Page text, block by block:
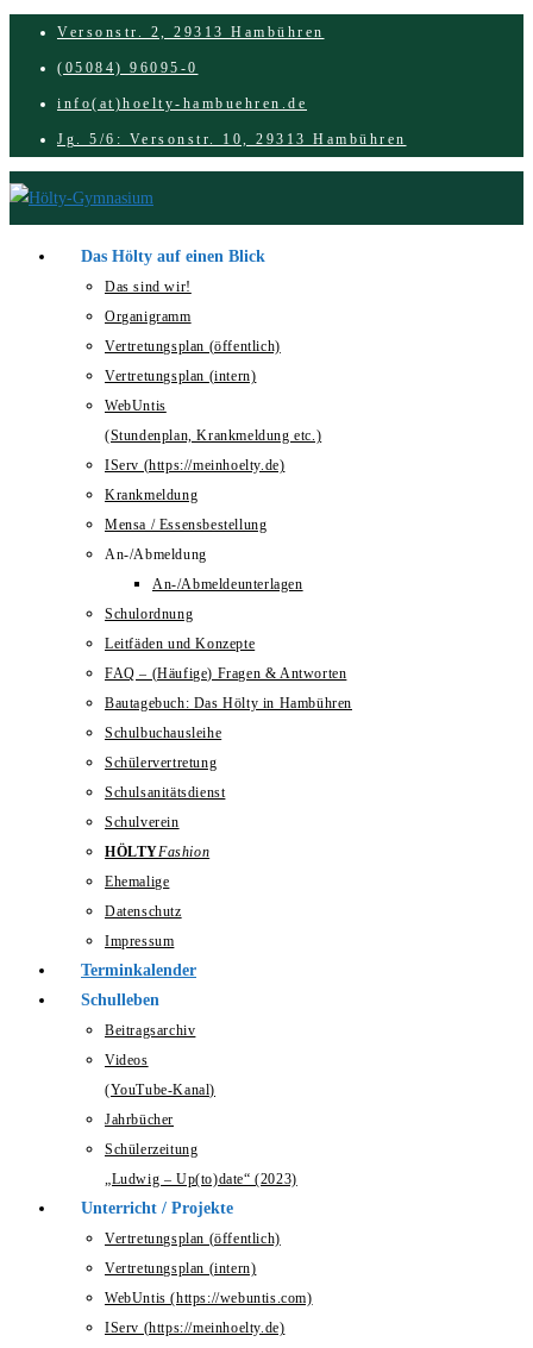
Versonstr. 2, 29313 Hambühren
(05084) 96095-0
info(at)hoelty-hambuehren.de
Jg. 5/6: Versonstr. 10, 29313 Hambühren
Das Hölty auf einen Blick
Das sind wir!
Organigramm
Vertretungsplan (öffentlich)
Vertretungsplan (intern)
WebUntis
(Stundenplan, Krankmeldung etc.)
IServ (https://meinhoelty.de)
Krankmeldung
Mensa / Essensbestellung
An-/Abmeldung
An-/Abmeldeunterlagen
Schulordnung
Leitfäden und Konzepte
FAQ – (Häufige) Fragen & Antworten
Bautagebuch: Das Hölty in Hambühren
Schulbuchausleihe
Schülervertretung
Schulsanitätsdienst
Schulverein
HÖLTYFashion
Ehemalige
Datenschutz
Impressum
Terminkalender
Schulleben
Beitragsarchiv
Videos
(YouTube-Kanal)
Jahrbücher
Schülerzeitung
„Ludwig – Up(to)date“ (2023)
Unterricht / Projekte
Vertretungsplan (öffentlich)
Vertretungsplan (intern)
WebUntis (https://webuntis.com)
IServ (https://meinhoelty.de)